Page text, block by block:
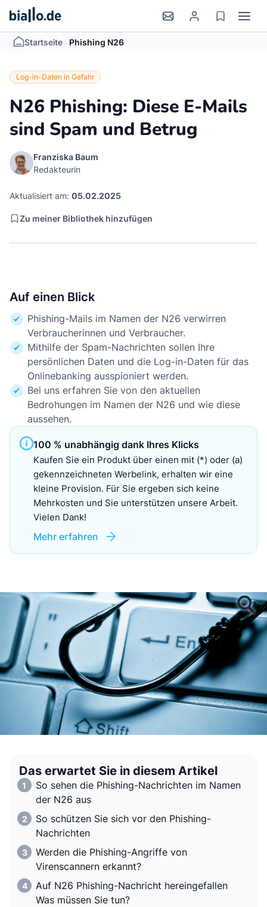
Startseite > Phishing N26
Log-in-Daten in Gefahr
N26 Phishing: Diese E-Mails
sind Spam und Betrug
Franziska Baum
Redakteurin
Aktualisiert am: 05.02.2025
Zu meiner Bibliothek hinzufügen
Auf einen Blick
Phishing-Mails im Namen der N26 verwirren
Verbraucherinnen und Verbraucher.
Mithilfe der Spam-Nachrichten sollen Ihre
persönlichen Daten und die Log-in-Daten für das
Onlinebanking ausspioniert werden.
Bei uns erfahren Sie von den aktuellen
Bedrohungen im Namen der N26 und wie diese
aussehen.
100 % unabhängig dank Ihres Klicks
Kaufen Sie ein Produkt über einen mit (*) oder (a)
gekennzeichneten Werbelink, erhalten wir eine
kleine Provision. Für Sie ergeben sich keine
Mehrkosten und Sie unterstützen unsere Arbeit.
Vielen Dank!
Mehr erfahren
Das erwartet Sie in diesem Artikel
So sehen die Phishing-Nachrichten im Namen
der N26 aus
So schützen Sie sich vor den Phishing-
Nachrichten
Werden die Phishing-Angriffe von
Virenscannern erkannt?
Auf N26 Phishing-Nachricht hereingefallen
Was müssen Sie tun?